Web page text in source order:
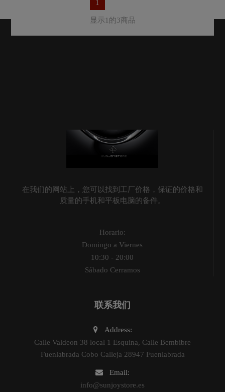
1
显示1的3商品
在我们的网站上，您可以找到工厂价格，保证的价格和
质量的手机和平板电脑的备件。
Horario:
Domingo a Viernes
10:30 - 20:00
Sábado Cerramos
联系我们
Address:
Calle Valdeon 38 local 1 Esquina, Calle Bembibre
Fuenlabrada Cobo Calleja 28947 Fuenlabrada
Email:
info@sunjoystore.es